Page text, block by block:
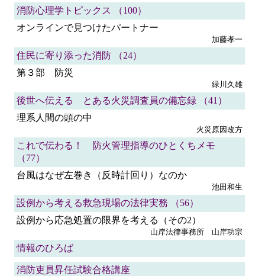
消防心理学トピックス （100）
オンラインで見つけたパートナー
加藤孝一
住民に寄り添った消防 （24）
第３部 防災
緑川久雄
後世へ伝える とある火災調査員の備忘録 （41）
理系人間の頭の中
火災原因改方
これで伝わる！ 防火管理指導のひとくちメモ
（77）
台風はなぜ左巻き（反時計回り）なのか
池田和生
設例から考える救急現場の法律実務 （56）
設例から応急処置の限界を考える（その2）
山岸法律事務所 山岸功宗
情報のひろば
消防吏員昇任試験合格講座